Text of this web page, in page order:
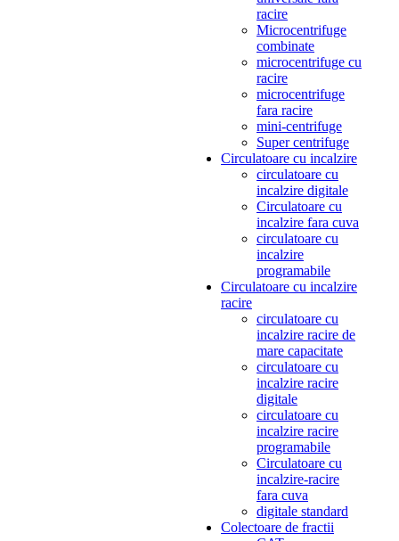
racire
Microcentrifuge
combinate
microcentrifuge cu
racire
microcentrifuge
fara racire
mini-centrifuge
Super centrifuge
Circulatoare cu incalzire
circulatoare cu
incalzire digitale
Circulatoare cu
incalzire fara cuva
circulatoare cu
incalzire
programabile
Circulatoare cu incalzire
racire
circulatoare cu
incalzire racire de
mare capacitate
circulatoare cu
incalzire racire
digitale
circulatoare cu
incalzire racire
programabile
Circulatoare cu
incalzire-racire
fara cuva
digitale standard
Colectoare de fractii